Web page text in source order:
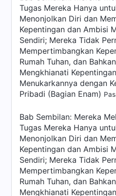
Tugas Mereka Hanya
Menonjolkan Diri dan
Kepentingan dan Ambisi
Sendiri; Mereka Tidak
Mempertimbangkan
Rumah Tuhan, dan Bahkan
Mengkhianati
Menukarkannya dengan
Pribadi (Bagian Enam)
Bab Sembilan: Mereka
Tugas Mereka Hanya
Menonjolkan Diri dan
Kepentingan dan Ambisi
Sendiri; Mereka Tidak
Mempertimbangkan
Rumah Tuhan, dan Bahkan
Mengkhianati